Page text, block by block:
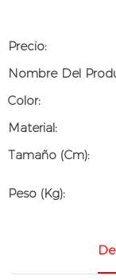
Precio:
Nombre Del
Color:
Material:
Tamaño (cm):
Peso (kg):